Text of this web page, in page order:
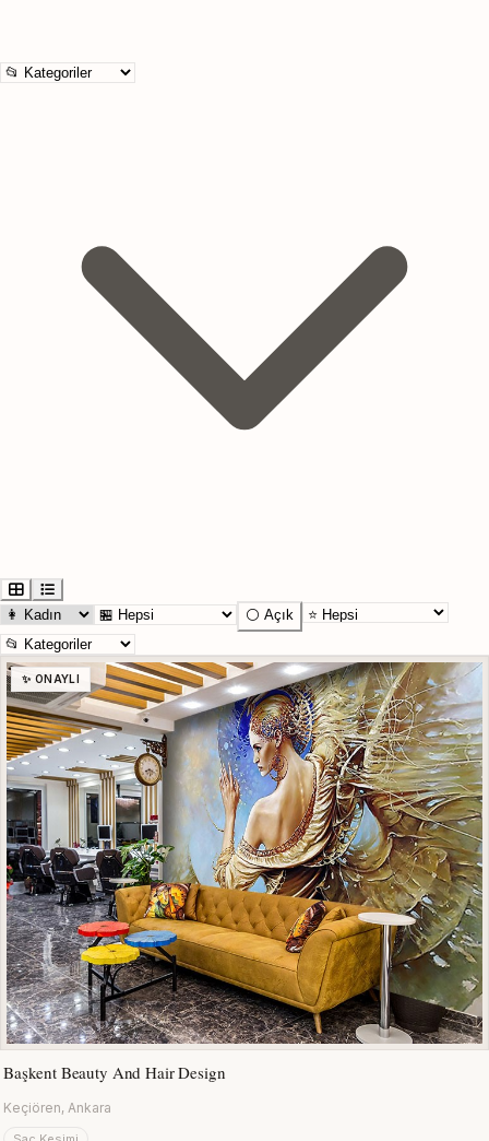
⚪ Açık
✨ ONAYLI
Başkent Beauty And Hair Design
Keçiören, Ankara